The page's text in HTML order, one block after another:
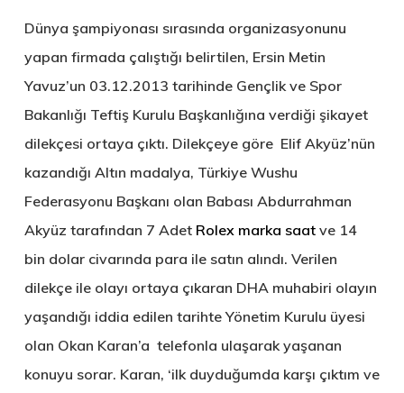
Dünya şampiyonası sırasında organizasyonunu
yapan firmada çalıştığı belirtilen, Ersin Metin
Yavuz’un 03.12.2013 tarihinde Gençlik ve Spor
Bakanlığı Teftiş Kurulu Başkanlığına verdiği şikayet
dilekçesi ortaya çıktı. Dilekçeye göre Elif Akyüz’nün
kazandığı Altın madalya, Türkiye Wushu
Federasyonu Başkanı olan Babası Abdurrahman
Akyüz tarafından 7 Adet Rolex marka saatve 14
bin dolar civarında para ile satın alındı. Verilen
dilekçe ile olayı ortaya çıkaran DHA muhabiri olayın
yaşandığı iddia edilen tarihte Yönetim Kurulu üyesi
olan Okan Karan’a telefonla ulaşarak yaşanan
konuyu sorar. Karan, ‘ilk duyduğumda karşı çıktım ve